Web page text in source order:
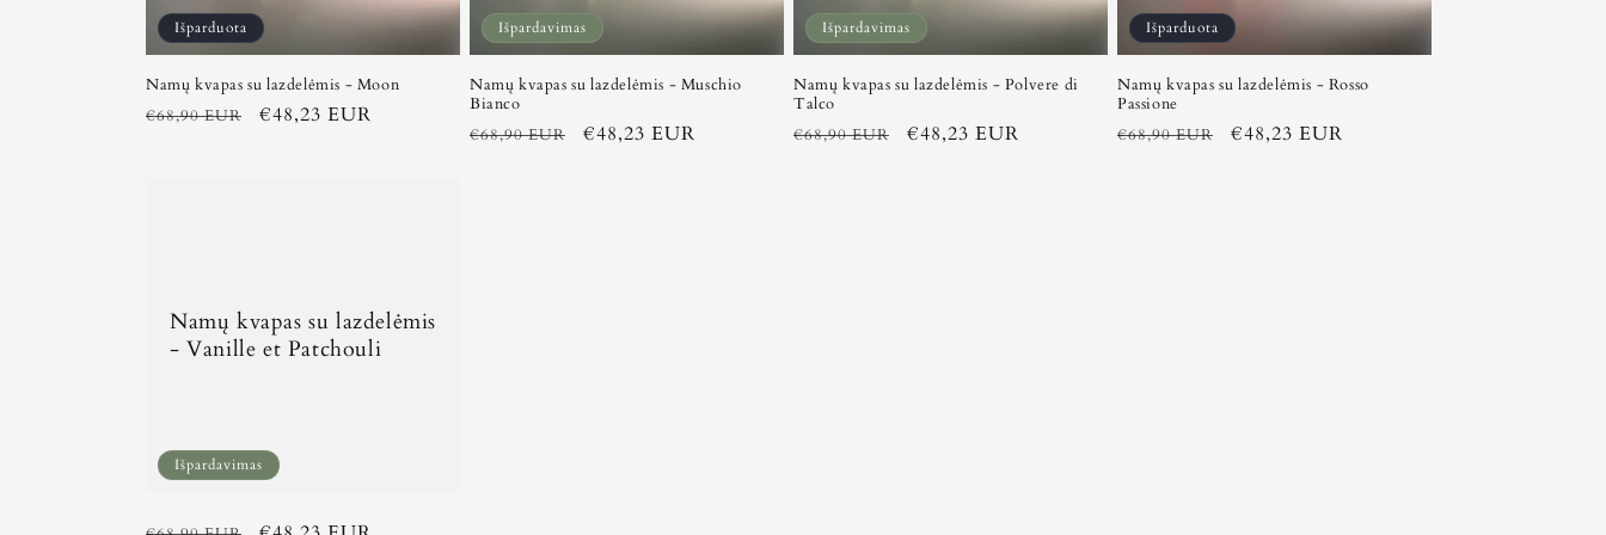
Išparduota
Namų kvapas su lazdelėmis - Moon
Įprasta
€68,90 EUR
Išpardavimo
€48,23 EUR
Išpardavimas
Namų kvapas su lazdelėmis - Muschio
Bianco
Įprasta
€68,90 EUR
Išpardavimo
€48,23 EUR
Išpardavimas
Namų kvapas su lazdelėmis - Polvere di
Talco
Įprasta
€68,90 EUR
Išpardavimo
€48,23 EUR
Išparduota
Namų kvapas su lazdelėmis - Rosso
Passione
Įprasta
€68,90 EUR
Išpardavimo
€48,23 EUR
Namų kvapas su lazdelėmis
- Vanille et Patchouli
Išpardavimas